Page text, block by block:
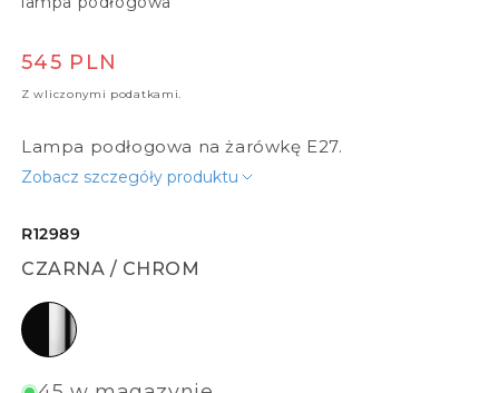
Cena regularna
545 PLN
Z wliczonymi podatkami.
Lampa podłogowa na żarówkę E27.
Zobacz szczegóły produktu
R12989
CZARNA / CHROM
czarna / chrom